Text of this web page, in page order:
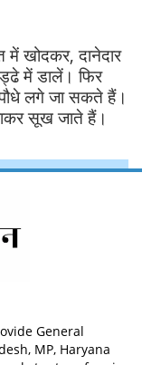
खोदकर, दानेदार
में डालें। फिर
लगे जा सकते हैं।
सूख जाते हैं।
General
MP, Haryana